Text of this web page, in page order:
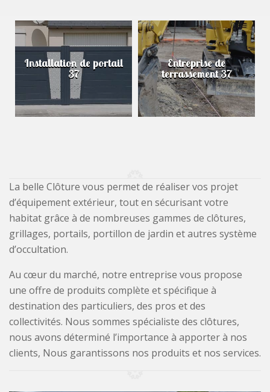
Installation de portail
37
Entreprise de
terrassement 37
La belle Clôture vous permet de réaliser vos projet
d’équipement extérieur, tout en sécurisant votre
habitat grâce à de nombreuses gammes de clôtures,
grillages, portails, portillon de jardin et autres système
d’occultation.
Au cœur du marché, notre entreprise vous propose
une offre de produits complète et spécifique à
destination des particuliers, des pros et des
collectivités. Nous sommes spécialiste des clôtures,
nous avons déterminé l’importance à apporter à nos
clients, Nous garantissons nos produits et nos services.